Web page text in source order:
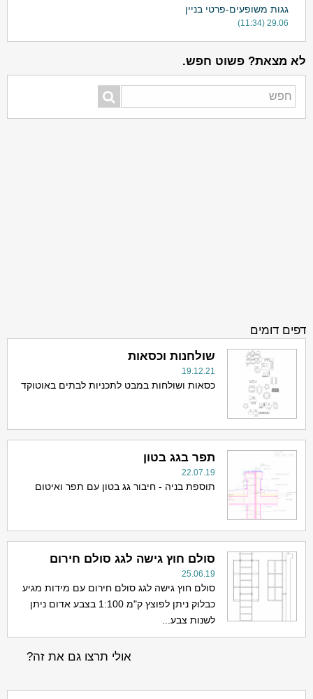
גגות משופעים-פרטי בניין
29.06 (11:34)
לא מצאת? פשוט חפש.
דפים דומים
שולחנות וכסאות
19.12.21
כסאות ושולחות במבט לתכניות לבתים באוטוקד
תפר בגג בטון
22.07.19
תוספת בניה - חיבור גג בטון עם תפר ואיטום
סולם חוץ גישה לגג סולם חירום
25.06.19
סולם חוץ גישה לגג סולם חירום עם מידות מגיע
כבלוק ניתן לפוצץ ק"מ 1:100 בצבע אדום ניתן
לשנות צבע...
אולי תרצו גם את זה?